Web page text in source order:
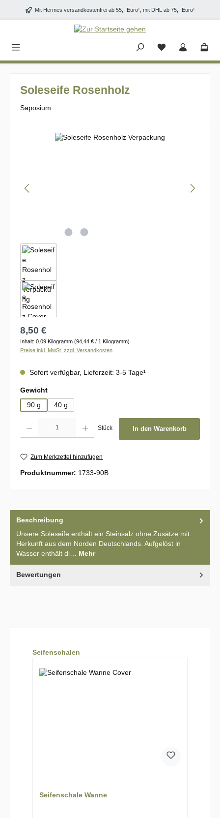
Zum Hauptinhalt springen
Mit Hermes versandkostenfrei ab 55,- Euro¹, mit DHL ab 75,- Euro¹
Soleseife Rosenholz
Saposium
Bildergalerie überspringen
Regulärer Preis:
8,50 €
Inhalt: 0.09 Kilogramm (94,44 € / 1 Kilogramm)
Preise inkl. MwSt. zzgl. Versandkosten
Sofort verfügbar, Lieferzeit: 3-5 Tage¹
Gewichtauswählen
90 g 40 g
Stück In den Warenkorb
Zum Merkzettel hinzufügen
Produktnummer: 1733-90B
Beschreibung
Unsere Soleseife enthält ein Steinsalz ohne Zusätze mit
Herkunft aus dem Norden Deutschlands. Aufgelöst in
Wasser enthält di… Mehr
Bewertungen
Produktgalerie überspringen
Seifenschalen
Seifenschale Wanne